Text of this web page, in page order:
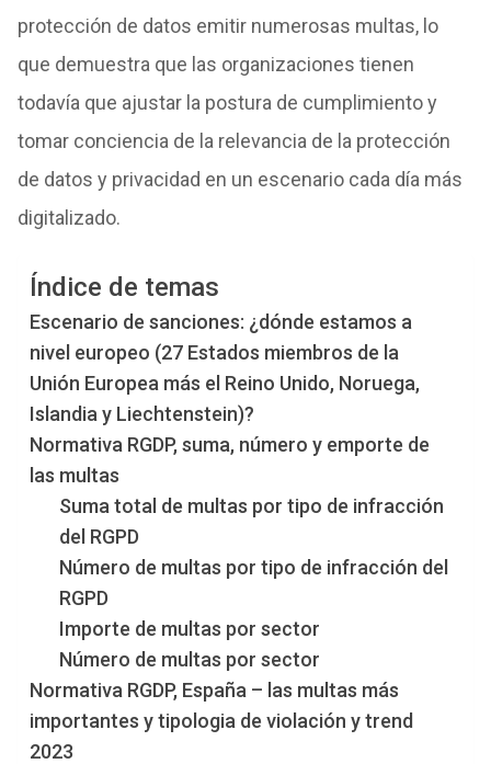
protección de datos emitir numerosas multas, lo
que demuestra que las organizaciones tienen
todavía que ajustar la postura de cumplimiento y
tomar conciencia de la relevancia de la protección
de datos y privacidad en un escenario cada día más
digitalizado.
Índice de temas
Escenario de sanciones: ¿dónde estamos a
nivel europeo (27 Estados miembros de la
Unión Europea más el Reino Unido, Noruega,
Islandia y Liechtenstein)?
Normativa RGDP, suma, número y emporte de
las multas
Suma total de multas por tipo de infracción
del RGPD
Número de multas por tipo de infracción del
RGPD
Importe de multas por sector
Número de multas por sector
Normativa RGDP, España – las multas más
importantes y tipologia de violación y trend
2023